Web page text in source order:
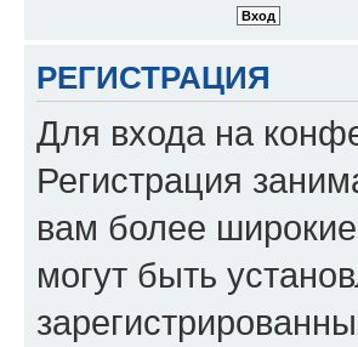
РЕГИСТРАЦИЯ
Для входа на
Регистрация
вам более
могут быть